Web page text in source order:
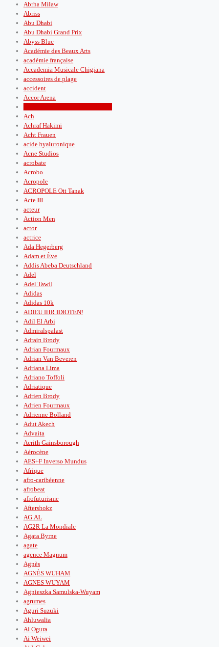
Abrha Milaw
Abriss
Abu Dhabi
Abu Dhabi Grand Prix
Abyss Blue
Académie des Beaux Arts
académie française
Accademia Musicale Chigiana
accessoires de plage
accident
Accor Arena
Ach
Achraf Hakimi
Acht Frauen
acide hyaluronique
Acne Studios
acrobate
Acrobo
Acropole
ACROPOLE Ott Tanak
Acte III
acteur
Action Men
actor
actrice
Ada Hegerberg
Adam et Ève
Addis Abeba Deutschland
Adel
Adel Tawil
Adidas
Adidas 10k
ADIEU IHR IDIOTEN!
Adil El Arbi
Admiralspalast
Adrain Brody
Adrian Fourmaux
Adrian Van Beveren
Adriana Lima
Adriano Toffoli
Adriatique
Adrien Brody
Adrien Fourmaux
Adrienne Bolland
Adut Akech
Advaita
Aerith Gainsborough
Aérocène
AES+F Inverso Mundus
Afrique
afro-caribéenne
afrobeat
afrofuturisme
Aftershokz
AG.AL
AG2R La Mondiale
Agata Byrne
agate
agence Magnum
Agnès
AGNÈS WUHAM
AGNES WUYAM
Agnieszka Samulska-Wuyam
agrumes
Aguri Suzuki
Ahluwalia
Ai Ogura
Ai Weiwei